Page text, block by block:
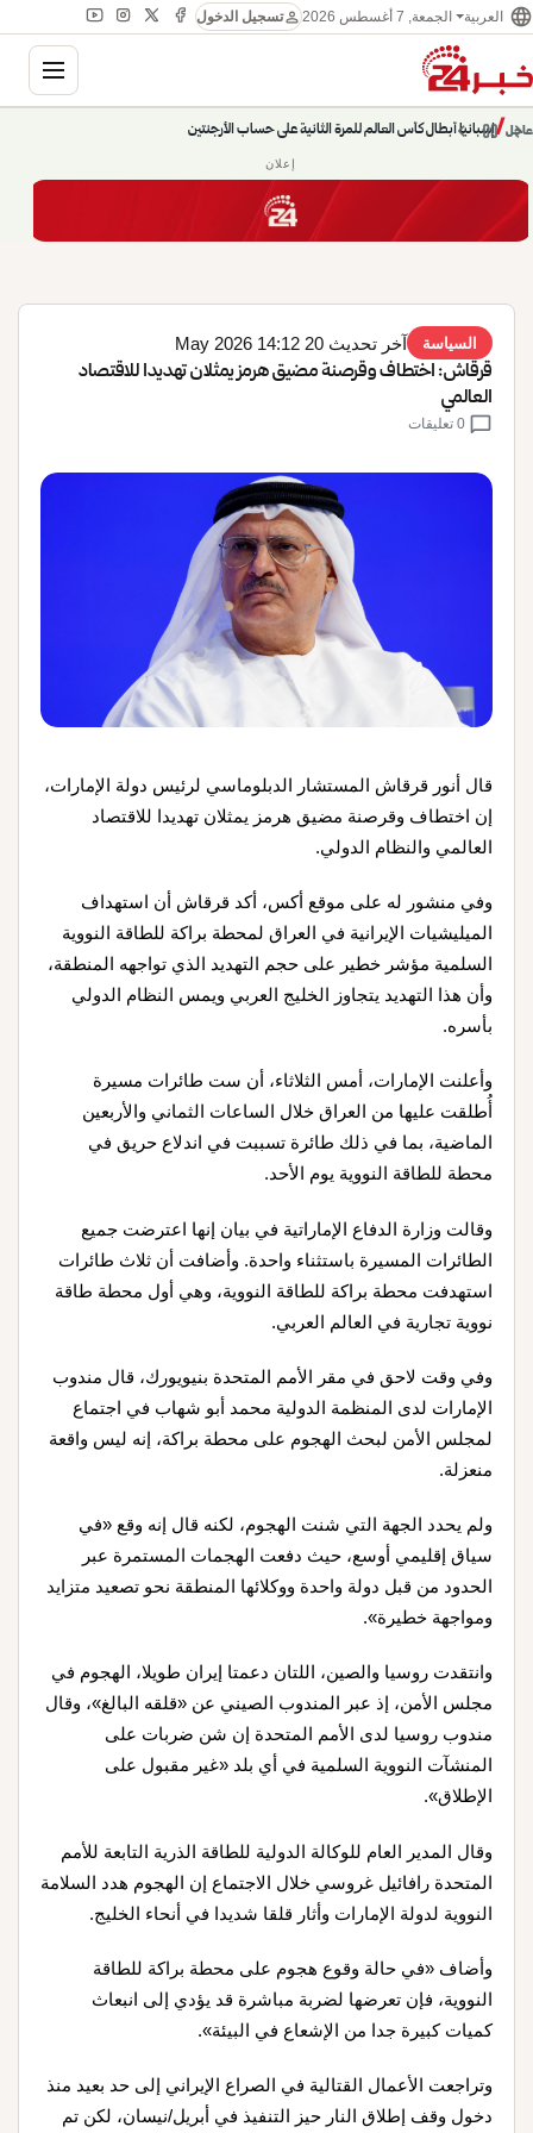
language العربية الجمعة, 7 أغسطس 2026 personتسجيل الدخول
عاجل/
إسبانيا أبطال كأس العالم للمرة الثانية على حساب الأرجنتين
حديث الساعة: سيناريوهات قادمة 745
chevron_right
pause
chevron_left
إعلان
السياسة آخر تحديث 20 May 2026 14:12
قرقاش: اختطاف وقرصنة مضيق هرمز يمثلان تهديدا للاقتصاد
العالمي
chat_bubble
قال أنور قرقاش المستشار الدبلوماسي لرئيس دولة الإمارات،
إن اختطاف وقرصنة مضيق هرمز يمثلان تهديدا للاقتصاد
العالمي والنظام الدولي.
وفي منشور له على موقع أكس، أكد قرقاش أن استهداف
الميليشيات الإيرانية في العراق لمحطة براكة للطاقة النووية
السلمية مؤشر خطير على حجم التهديد الذي تواجهه المنطقة،
وأن هذا التهديد يتجاوز الخليج العربي ويمس النظام الدولي
بأسره.
وأعلنت الإمارات، أمس الثلاثاء، أن ست طائرات مسيرة
أُطلقت عليها من العراق خلال الساعات الثماني والأربعين
الماضية، بما في ذلك طائرة تسببت في اندلاع حريق في
محطة للطاقة النووية يوم الأحد.
وقالت وزارة الدفاع الإماراتية في بيان إنها اعترضت جميع
الطائرات المسيرة باستثناء واحدة. وأضافت أن ثلاث طائرات
استهدفت محطة براكة للطاقة النووية، وهي أول محطة طاقة
نووية تجارية في العالم العربي.
وفي وقت لاحق في مقر الأمم المتحدة بنيويورك، قال مندوب
الإمارات لدى المنظمة الدولية محمد أبو شهاب في اجتماع
لمجلس الأمن لبحث الهجوم على محطة براكة، إنه ليس واقعة
منعزلة.
ولم يحدد الجهة التي شنت الهجوم، لكنه قال إنه وقع «في
سياق إقليمي أوسع، حيث دفعت الهجمات المستمرة عبر
الحدود من قبل دولة واحدة ووكلائها المنطقة نحو تصعيد متزايد
ومواجهة خطيرة».
وانتقدت روسيا والصين، اللتان دعمتا إيران طويلا، الهجوم في
مجلس الأمن، إذ عبر المندوب الصيني عن «قلقه البالغ»، وقال
مندوب روسيا لدى الأمم المتحدة إن شن ضربات على
المنشآت النووية السلمية في أي بلد «غير مقبول على
الإطلاق».
وقال المدير العام للوكالة الدولية للطاقة الذرية التابعة للأمم
المتحدة رافائيل غروسي خلال الاجتماع إن الهجوم هدد السلامة
النووية لدولة الإمارات وأثار قلقا شديدا في أنحاء الخليج.
وأضاف «في حالة وقوع هجوم على محطة براكة للطاقة
النووية، فإن تعرضها لضربة مباشرة قد يؤدي إلى انبعاث
كميات كبيرة جدا من الإشعاع في البيئة».
وتراجعت الأعمال القتالية في الصراع الإيراني إلى حد بعيد منذ
دخول وقف إطلاق النار حيز التنفيذ في أبريل/نيسان، لكن تم